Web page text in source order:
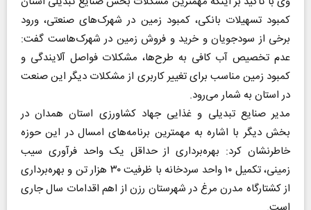
کمبود تسهیلات بانکی، کمبود زمین در شهرک‌های صنعتی، ورود
برخی از سودجویان و خرید و فروش زمین در شهرک‌هاست گفت:
عدم تخصیص آب کافی به طرح‌ها، مشکلات فواصل آلایندگی و
کمبود زمین مناسب برای تغییر کاربری از مشکلات دیگر این صنعت
در استان به شمار می‌رود.
مدیر صنایع تبدیلی و غذایی جهاد کشاورزی استان همدان در
بخش دیگر با اشاره به مهمترین برنامه‌های امسال در این حوزه
خاطرنشان کرد: بهره‌برداری از حداقل یک واحد فرآوری سیب
زمینی، تکمیل ۱۰ واحد سردخانه با ظرفیت ۳۰ هزار تن و بهره‌برداری
از کشتارگاه مدرن مرغ در شهرستان رزن از اهم اقدامات سال جاری